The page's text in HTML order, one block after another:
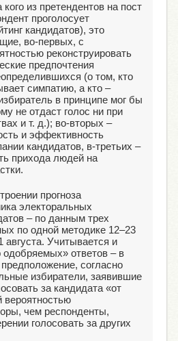
из претендентов на пост
проголосует
кандидатов), это
во-первых, с
реконструировать
предпочтения
(о том, кто
симпатию, а кто –
в принципе мог бы
не отдаст голос ни при
и т. д.); во-вторых –
и эффективность
кандидатов, в-третьих –
прихода людей на
прогноза
электоральных
– по данным трех
по одной методике 12–23
августа. Учитывается и
ответов – в
согласно
избиратели, заявившие
за кандидата «от
вероятностью
чем респонденты,
голосовать за других